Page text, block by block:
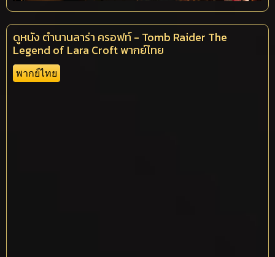
ดูหนัง ตำนานลาร่า ครอฟท์ - Tomb Raider The
Legend of Lara Croft พากย์ไทย
พากย์ไทย